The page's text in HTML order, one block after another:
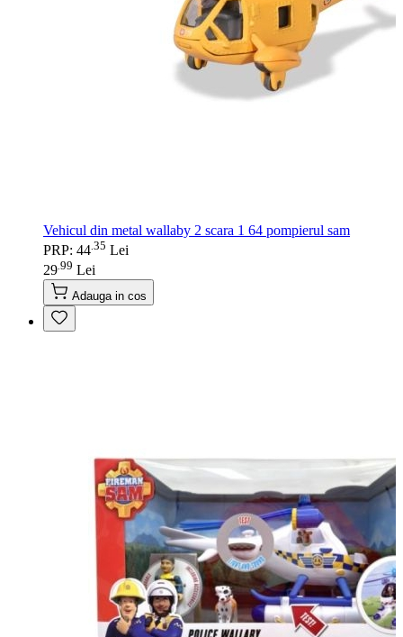
Vehicul din metal wallaby 2 scara 1 64 pompierul sam
PRP: 44 35 Lei
29 99 Lei
Adauga in cos